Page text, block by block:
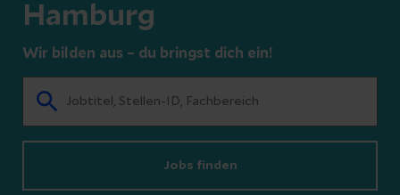
Hamburg
Wir bilden aus – du bringst dich ein!
Jobs finden